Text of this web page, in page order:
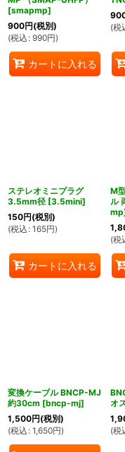
[smapmp]
900円(税別)
(税込 : 990円)
カートに入れる
(税
ステレオミニプラグ
3.5mm径 [3.5mini]
150円(税別)
(税込 : 165円)
カートに入れる
M
ル
mp
(税
変換ケーブル BNCP-MJ
約30cm [bncp-mj]
1,500円(税別)
(税込 : 1,650円)
オ
(税